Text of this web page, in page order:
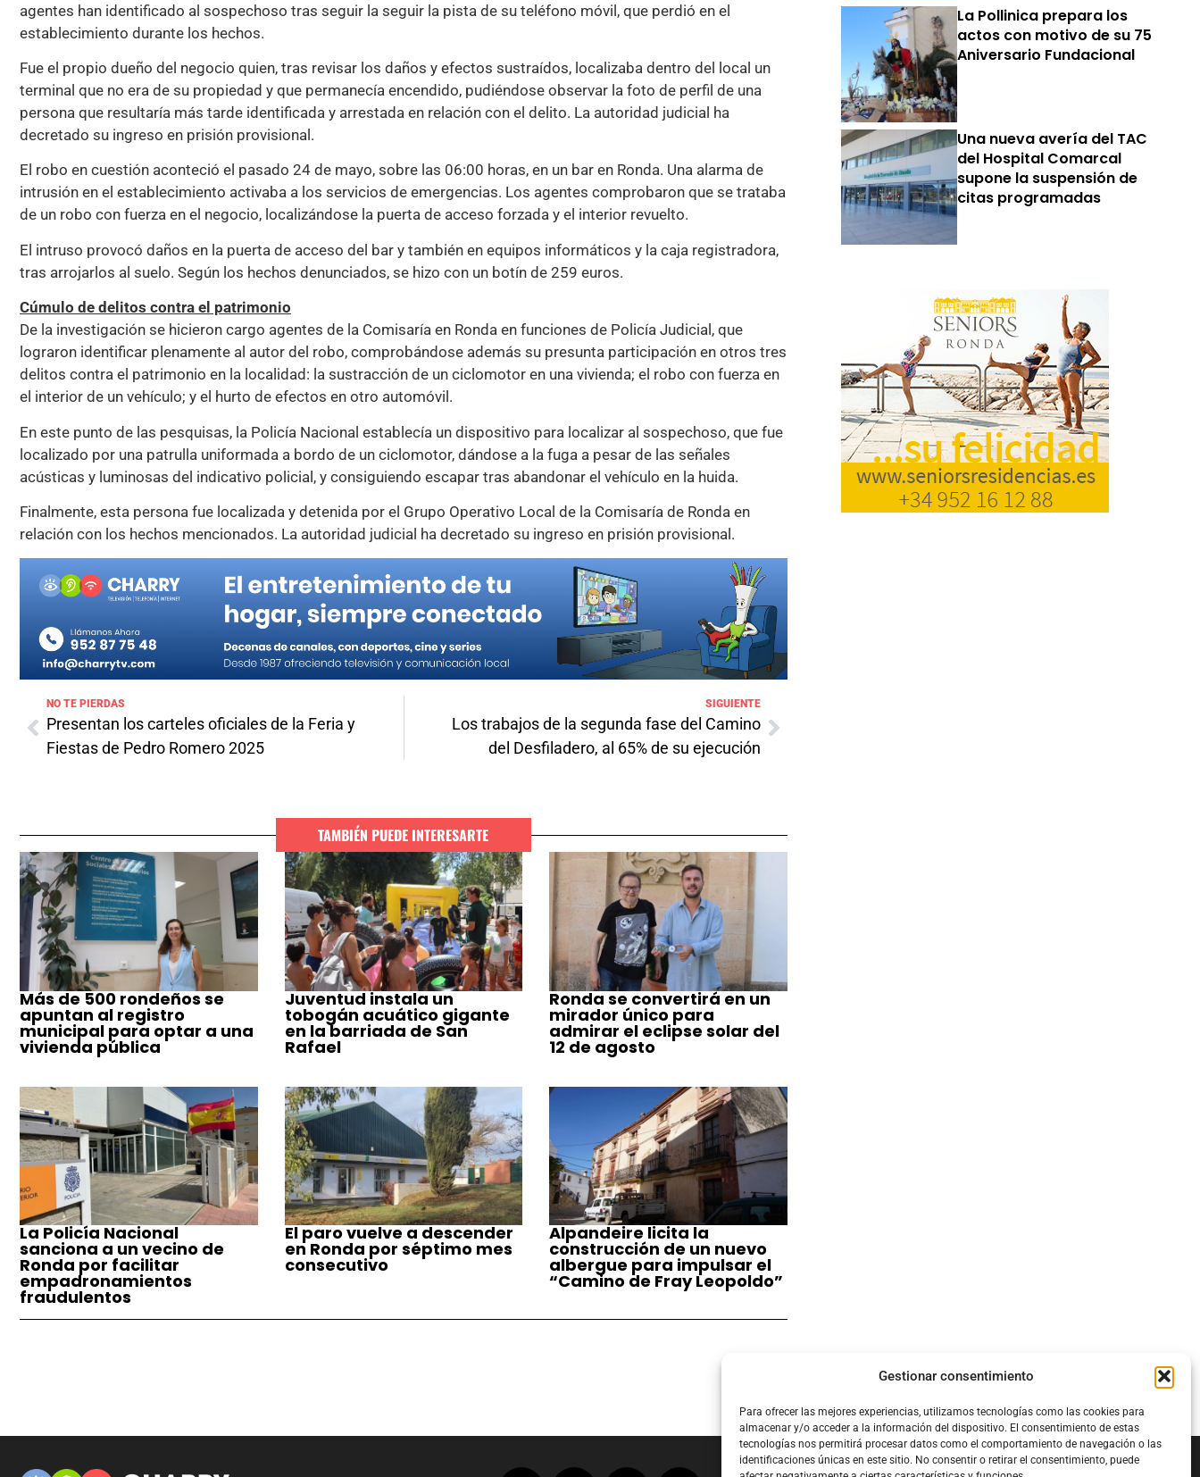
Gestionar consentimiento
Para ofrecer las mejores experiencias, utilizamos tecnologías como las cookies para
almacenar y/o acceder a la información del dispositivo. El consentimiento de estas
tecnologías nos permitirá procesar datos como el comportamiento de navegación o las
identificaciones únicas en este sitio. No consentir o retirar el consentimiento, puede
agentes han identificado al sospechoso tras seguir la seguir la pista de su teléfono móvil, que perdió en el
establecimiento durante los hechos.
Fue el propio dueño del negocio quien, tras revisar los daños y efectos sustraídos, localizaba dentro del local un
terminal que no era de su propiedad y que permanecía encendido, pudiéndose observar la foto de perfil de una
persona que resultaría más tarde identificada y arrestada en relación con el delito. La autoridad judicial ha
decretado su ingreso en prisión provisional.
El robo en cuestión aconteció el pasado 24 de mayo, sobre las 06:00 horas, en un bar en Ronda. Una alarma de
intrusión en el establecimiento activaba a los servicios de emergencias. Los agentes comprobaron que se trataba
de un robo con fuerza en el negocio, localizándose la puerta de acceso forzada y el interior revuelto.
El intruso provocó daños en la puerta de acceso del bar y también en equipos informáticos y la caja registradora,
tras arrojarlos al suelo. Según los hechos denunciados, se hizo con un botín de 259 euros.
Cúmulo de delitos contra el patrimonio
De la investigación se hicieron cargo agentes de la Comisaría en Ronda en funciones de Policía Judicial, que
lograron identificar plenamente al autor del robo, comprobándose además su presunta participación en otros tres
delitos contra el patrimonio en la localidad: la sustracción de un ciclomotor en una vivienda; el robo con fuerza en
el interior de un vehículo; y el hurto de efectos en otro automóvil.
En este punto de las pesquisas, la Policía Nacional establecía un dispositivo para localizar al sospechoso, que fue
localizado por una patrulla uniformada a bordo de un ciclomotor, dándose a la fuga a pesar de las señales
acústicas y luminosas del indicativo policial, y consiguiendo escapar tras abandonar el vehículo en la huida.
Finalmente, esta persona fue localizada y detenida por el Grupo Operativo Local de la Comisaría de Ronda en
relación con los hechos mencionados. La autoridad judicial ha decretado su ingreso en prisión provisional.
NO TE PIERDAS
Presentan los carteles oficiales de la Feria y
Fiestas de Pedro Romero 2025
SIGUIENTE
Los trabajos de la segunda fase del Camino
del Desfiladero, al 65% de su ejecución
TAMBIÉN PUEDE INTERESARTE
Más de 500 rondeños se
apuntan al registro
municipal para optar a una
vivienda pública
Juventud instala un
tobogán acuático gigante
en la barriada de San
Rafael
Ronda se convertirá en un
mirador único para
admirar el eclipse solar del
12 de agosto
La Policía Nacional
sanciona a un vecino de
Ronda por facilitar
empadronamientos
fraudulentos
El paro vuelve a descender
en Ronda por séptimo mes
consecutivo
Alpandeire licita la
construcción de un nuevo
albergue para impulsar el
“Camino de Fray Leopoldo”
La Pollinica prepara los
actos con motivo de su 75
Aniversario Fundacional
Una nueva avería del TAC
del Hospital Comarcal
supone la suspensión de
citas programadas